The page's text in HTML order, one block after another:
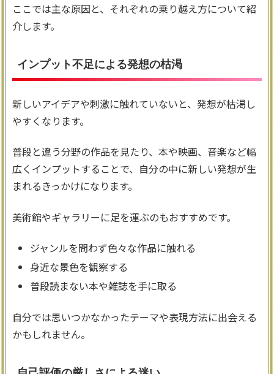
ここでは主な原因と、それぞれの乗り越え方について紹
介します。
インプット不足による発想の枯渇
新しいアイデアや刺激に触れていないと、発想が枯渇し
やすくなります。
普段と違う分野の作品を見たり、本や映画、音楽など幅
広くインプットすることで、自分の中に新しい発想が生
まれるきっかけになります。
美術館やギャラリーに足を運ぶのもおすすめです。
ジャンルを問わず色々な作品に触れる
身近な景色を観察する
普段読まない本や雑誌を手に取る
自分では思いつかなかったテーマや表現方法に出会える
かもしれません。